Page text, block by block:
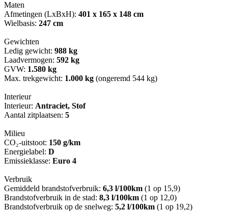
Maten
Afmetingen (LxBxH): 401 x 165 x 148 cm
Wielbasis: 247 cm
Gewichten
Ledig gewicht: 988 kg
Laadvermogen: 592 kg
GVW: 1.580 kg
Max. trekgewicht: 1.000 kg (ongeremd 544 kg)
Interieur
Interieur: Antraciet, Stof
Aantal zitplaatsen: 5
Milieu
CO₂-uitstoot: 150 g/km
Energielabel: D
Emissieklasse: Euro 4
Verbruik
Gemiddeld brandstofverbruik: 6,3 l/100km (1 op 15,9)
Brandstofverbruik in de stad: 8,3 l/100km (1 op 12,0)
Brandstofverbruik op de snelweg: 5,2 l/100km (1 op 19,2)